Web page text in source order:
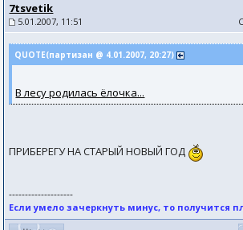
7tsvetik
5.01.2007, 11:51
QUOTE(партизан @ 4.01.2007, 20:27)
В лесу родилась ёлочка...
ПРИБЕРЕГУ НА СТАРЫЙ НОВЫЙ ГОД
--------------------
Если умело зачеркнуть минус, то получится